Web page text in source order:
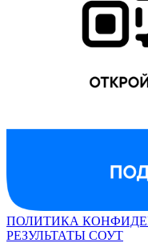
ПОЛИТИКА
РЕЗУЛЬТАТЫ СОУТ